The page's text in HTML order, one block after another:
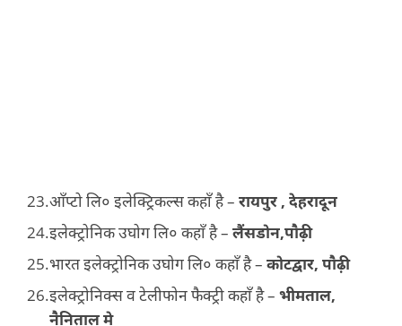
आँप्टो लि० इलेक्ट्रिकल्स कहाँ है – रायपुर , देहरादून
इलेक्ट्रोनिक उघोग लि० कहाँ है – लैंसडोन,पौढ़ी
भारत इलेक्ट्रोनिक उघोग लि० कहाँ है – कोटद्वार, पौढ़ी
इलेक्ट्रोनिक्स व टेलीफोन फैक्ट्री कहाँ है – भीमताल,
नैनिताल मे